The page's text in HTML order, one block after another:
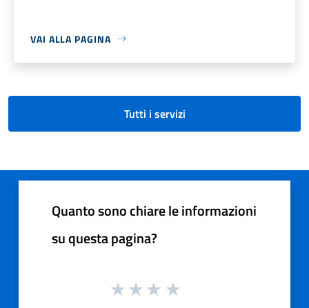
VAI ALLA PAGINA
Tutti i servizi
Quanto sono chiare le informazioni
su questa pagina?